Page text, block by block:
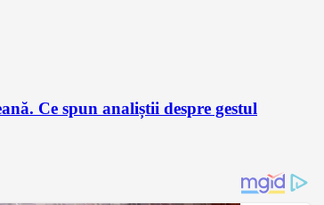
Ce spun analiștii despre gestul